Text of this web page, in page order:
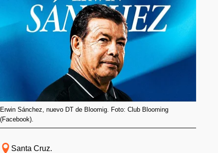
Erwin Sánchez, nuevo DT de Bloomig. Foto: Club Blooming
(Facebook).
Santa Cruz.